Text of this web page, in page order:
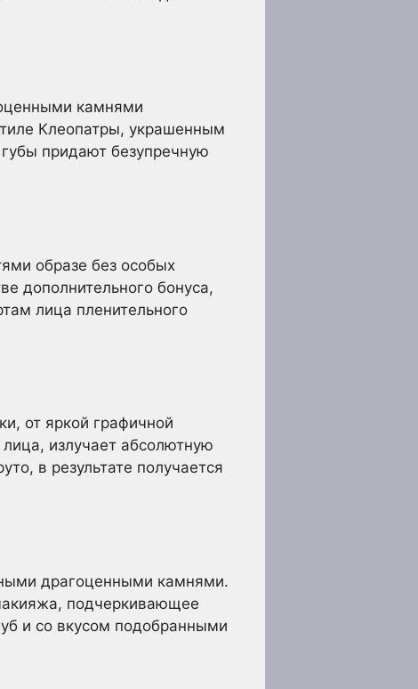
камнями
Клеопатры, украшенным
придают безупречную
образе без особых
дополнительного бонуса,
лица пленительного
от яркой графичной
излучает абсолютную
в результате получается
драгоценными камнями.
подчеркивающее
и со вкусом подобранными